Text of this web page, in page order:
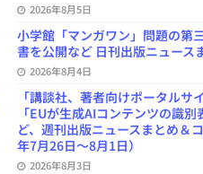
2026年8月5日
小学館「マンガワン」問題の第
書を公開など 日刊出版ニュース
2026年8月4日
「講談社、著者向けポータルサ
「EUが生成AIコンテンツの識
ど、週刊出版ニュースまとめ＆
年7月26日～8月1日）
2026年8月3日